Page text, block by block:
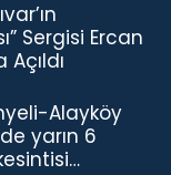
Sergisi Ercan
Alayköy
yarın 6